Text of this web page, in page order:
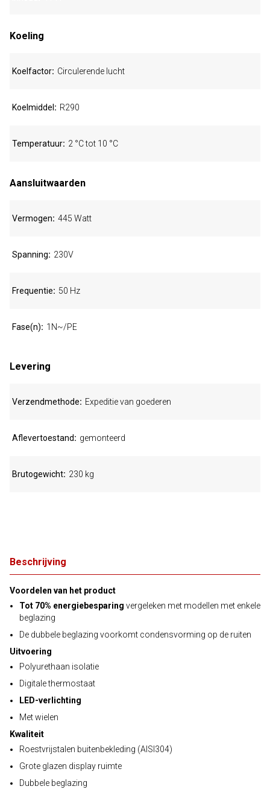
Beschrijving
Voordelen van het product
Tot 70% energiebesparing vergeleken met modellen met enkele
beglazing
De dubbele beglazing voorkomt condensvorming op de ruiten
Uitvoering
Polyurethaan isolatie
Digitale thermostaat
LED-verlichting
Met wielen
Kwaliteit
Roestvrijstalen buitenbekleding (AISI304)
Grote glazen display ruimte
Dubbele beglazing
Koeling
Koelfactor Circulerende lucht
Koelmiddel R290
Temperatuur 2 °C tot 10 °C
Aansluitwaarden
Vermogen 445 Watt
Spanning 230V
Frequentie 50 Hz
Fase(n) 1N~/PE
Levering
Verzendmethode Expeditie van goederen
Aflevertoestand gemonteerd
Brutogewicht 230 kg